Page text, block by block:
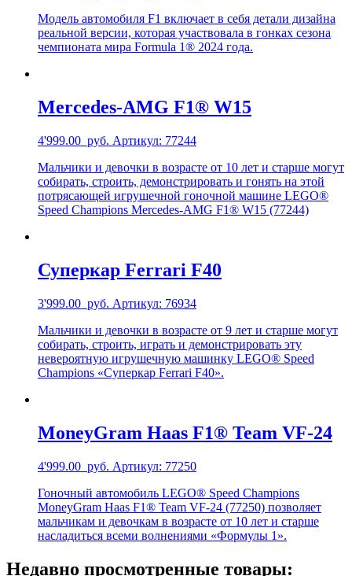
Модель автомобиля F1 включает в себя детали дизайна
реальной версии, которая участвовала в гонках сезона
чемпионата мира Formula 1® 2024 года.
Mercedes-AMG F1® W15
4'999.00 руб. Артикул: 77244
Мальчики и девочки в возрасте от 10 лет и старше могут
собирать, строить, демонстрировать и гонять на этой
потрясающей игрушечной гоночной машине LEGO®
Speed Champions Mercedes-AMG F1® W15 (77244)
Суперкар Ferrari F40
3'999.00 руб. Артикул: 76934
Мальчики и девочки в возрасте от 9 лет и старше могут
собирать, строить, играть и демонстрировать эту
невероятную игрушечную машинку LEGO® Speed
Champions «Суперкар Ferrari F40».
MoneyGram Haas F1® Team VF-24
4'999.00 руб. Артикул: 77250
Гоночный автомобиль LEGO® Speed Champions
MoneyGram Haas F1® Team VF-24 (77250) позволяет
мальчикам и девочкам в возрасте от 10 лет и старше
насладиться всеми волнениями «Формулы 1».
Недавно просмотренные товары: